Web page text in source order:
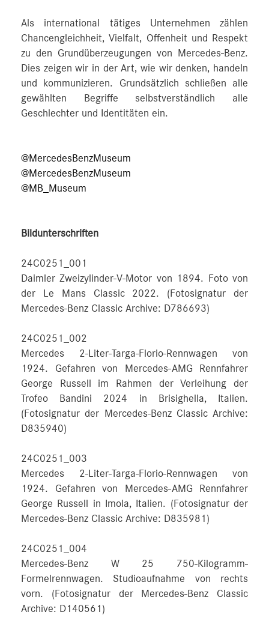
Als international tätiges Unternehmen zählen
Chancengleichheit, Vielfalt, Offenheit und Respekt
zu den Grundüberzeugungen von Mercedes-Benz.
Dies zeigen wir in der Art, wie wir denken, handeln
und kommunizieren. Grundsätzlich schließen alle
gewählten Begriffe selbstverständlich alle
Geschlechter und Identitäten ein.
@MercedesBenzMuseum
@MercedesBenzMuseum
@MB_Museum
Bildunterschriften
24C0251_001
Daimler Zweizylinder-V-Motor von 1894. Foto von
der Le Mans Classic 2022. (Fotosignatur der
Mercedes-Benz Classic Archive: D786693)
24C0251_002
Mercedes 2-Liter-Targa-Florio-Rennwagen von
1924. Gefahren von Mercedes-AMG Rennfahrer
George Russell im Rahmen der Verleihung der
Trofeo Bandini 2024 in Brisighella, Italien.
(Fotosignatur der Mercedes-Benz Classic Archive:
D835940)
24C0251_003
Mercedes 2-Liter-Targa-Florio-Rennwagen von
1924. Gefahren von Mercedes-AMG Rennfahrer
George Russell in Imola, Italien. (Fotosignatur der
Mercedes-Benz Classic Archive: D835981)
24C0251_004
Mercedes-Benz W 25 750-Kilogramm-
Formelrennwagen. Studioaufnahme von rechts
vorn. (Fotosignatur der Mercedes-Benz Classic
Archive: D140561)